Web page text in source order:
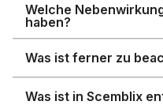
Welche
haben?
Was ist ferner zu
Was ist in Scemblix